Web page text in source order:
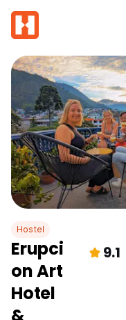
Hostel
Erupci
on Art
Hotel
9.1